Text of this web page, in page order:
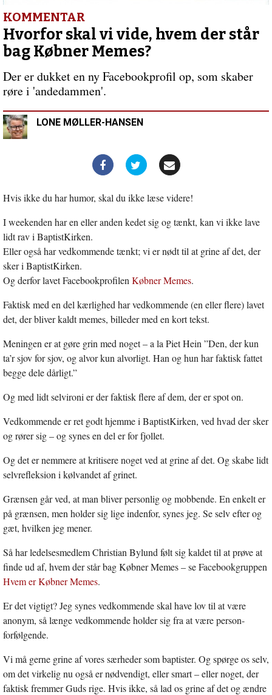
takForrige
indlæg:
Vær
generøs
KOMMENTAR
Hvorfor skal vi vide, hvem der står
bag Købner Memes?
Der er dukket en ny Facebookprofil op, som skaber
røre i 'andedammen'.
LONE MØLLER-HANSEN
Hvis ikke du har humor, skal du ikke læse videre!
I weekenden har en eller anden kedet sig og tænkt, kan vi ikke lave
lidt rav i BaptistKirken.
Eller også har vedkommende tænkt; vi er nødt til at grine af det, der
sker i BaptistKirken.
Og derfor lavet Facebookprofilen Købner Memes.
Faktisk med en del kærlighed har vedkommende (en eller flere) lavet
det, der bliver kaldt memes, billeder med en kort tekst.
Meningen er at gøre grin med noget – a la Piet Hein ”Den, der kun
ta’r sjov for sjov, og alvor kun alvorligt. Han og hun har faktisk fattet
begge dele dårligt.”
Og med lidt selvironi er der faktisk flere af dem, der er spot on.
Vedkommende er ret godt hjemme i BaptistKirken, ved hvad der sker
og rører sig – og synes en del er for fjollet.
Og det er nemmere at kritisere noget ved at grine af det. Og skabe lidt
selvrefleksion i kølvandet af grinet.
Grænsen går ved, at man bliver personlig og mobbende. En enkelt er
på grænsen, men holder sig lige indenfor, synes jeg. Se selv efter og
gæt, hvilken jeg mener.
Så har ledelsesmedlem Christian Bylund følt sig kaldet til at prøve at
finde ud af, hvem der står bag Købner Memes – se Facebookgruppen
Hvem er Købner Memes.
Er det vigtigt? Jeg synes vedkommende skal have lov til at være
anonym, så længe vedkommende holder sig fra at være person-
forfølgende.
Vi må gerne grine af vores særheder som baptister. Og spørge os selv,
om det virkelig nu også er nødvendigt, eller smart – eller noget, der
faktisk fremmer Guds rige. Hvis ikke, så lad os grine af det og ændre